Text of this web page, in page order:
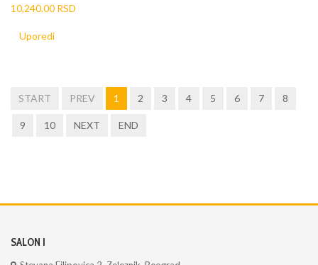
10,240.00 RSD
Uporedi
START PREV 1 2 3 4 5 6 7 8
9 10 NEXT END
SALON I